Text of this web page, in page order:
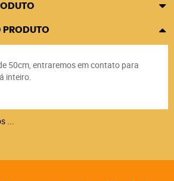
PRODUTO
50cm, entraremos em contato para
inteiro.
...